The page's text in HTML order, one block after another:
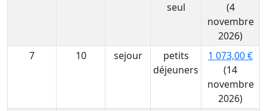
seul
(4
novembre
2026)
7
10 sejour
petits
déjeuners
1 073,00 €
(14
novembre
2026)